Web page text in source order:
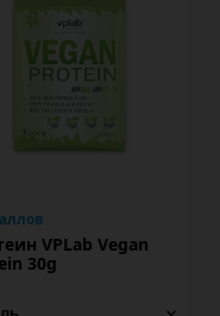
VPLab Vegan
30g